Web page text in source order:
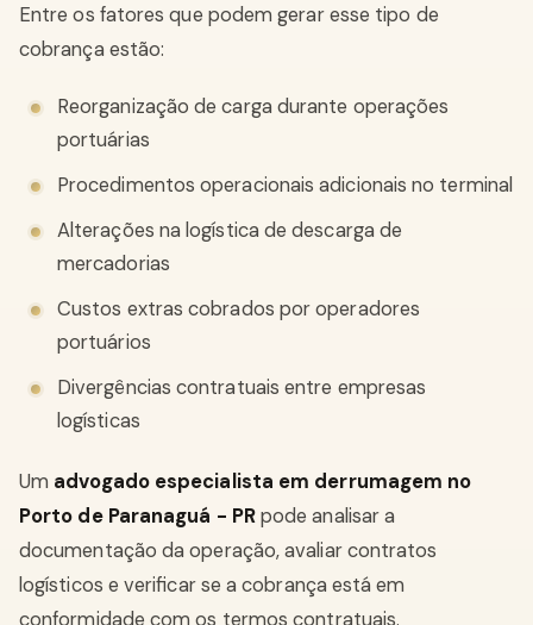
Entre os fatores que podem gerar esse tipo de
cobrança estão:
Reorganização de carga durante operações
portuárias
Procedimentos operacionais adicionais no terminal
Alterações na logística de descarga de
mercadorias
Custos extras cobrados por operadores
portuários
Divergências contratuais entre empresas
logísticas
Um advogado especialista em derrumagem no
Porto de Paranaguá - PRpode analisar a
documentação da operação, avaliar contratos
logísticos e verificar se a cobrança está em